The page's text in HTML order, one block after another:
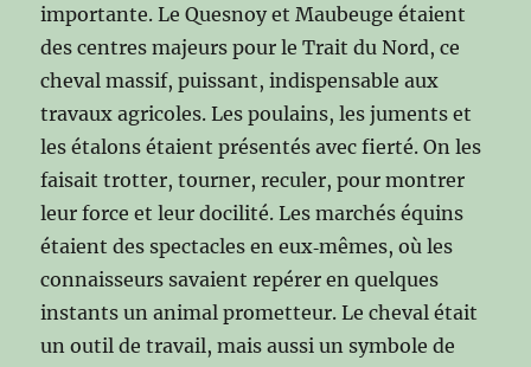
importante. Le Quesnoy et Maubeuge étaient
des centres majeurs pour le Trait du Nord, ce
cheval massif, puissant, indispensable aux
travaux agricoles. Les poulains, les juments et
les étalons étaient présentés avec fierté. On les
faisait trotter, tourner, reculer, pour montrer
leur force et leur docilité. Les marchés équins
étaient des spectacles en eux‑mêmes, où les
connaisseurs savaient repérer en quelques
instants un animal prometteur. Le cheval était
un outil de travail, mais aussi un symbole de